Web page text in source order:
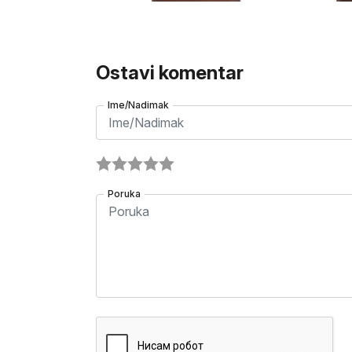
Ostavi komentar
Ime/Nadimak
Poruka